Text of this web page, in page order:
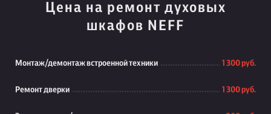
Цена на ремонт духовых
шкафов NEFF
Монтаж/демонтаж встроенной техники 1 300 руб.
Ремонт дверки 1 300 руб.